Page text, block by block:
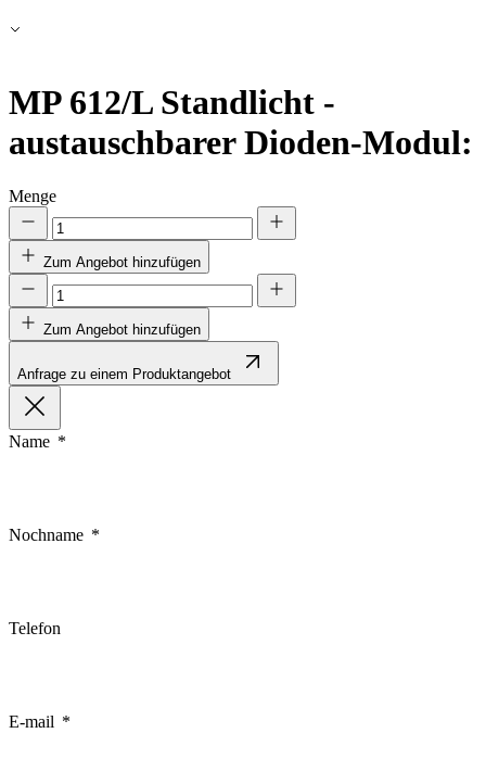
MP 612/L Standlicht -
austauschbarer Dioden-Modul:
Menge
Zum Angebot hinzufügen
Zum Angebot hinzufügen
Anfrage zu einem Produktangebot
Name
Nochname
Telefon
E-mail
Alle akzeptieren